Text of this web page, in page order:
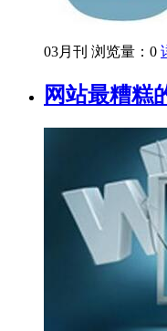
03月刊 浏览量：0
网站最糟糕